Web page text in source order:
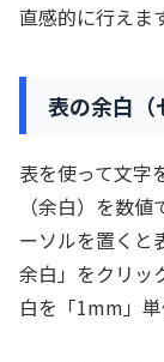
直感的に行えま
表の余白（
表を使って文字
（余白）を数
ーソルを置くと
余白」をクリッ
白を「1mm」単